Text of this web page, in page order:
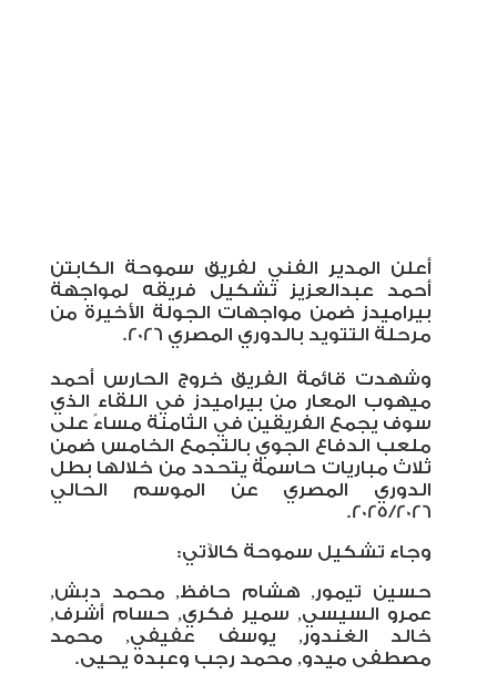
أعلن المدير الفني لفريق سموحة الكابتن
أحمد عبدالعزيز تشكيل فريقه لمواجهة
بيراميدز ضمن مواجهات الجولة الأخيرة من
مرحلة التتويد بالدوري المصري 2026.
وشهدت قائمة الفريق خروج الحارس أحمد
ميهوب المعار من بيراميدز في اللقاء الذي
سوف يجمع الفريقين في الثامنة مساءً على
ملعب الدفاع الجوي بالتجمع الخامس ضمن
ثلاث مباريات حاسمة يتحدد من خلالها بطل
الدوري المصري عن الموسم الحالي
2025/2026.
وجاء تشكيل سموحة كالآتي:
حسين تيمور, هشام حافظ, محمد دبش,
عمرو السيسي, سمير فكري, حسام أشرف,
خالد الغندور, يوسف عفيفي, محمد
مصطفى ميدو, محمد رجب وعبده يحيى.